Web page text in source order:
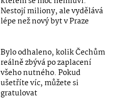
Nestojí miliony, ale vydělává
lépe než nový byt v Praze
Bylo odhaleno, kolik Čechům
reálně zbývá po zaplacení
všeho nutného. Pokud
ušetříte víc, můžete si
gratulovat